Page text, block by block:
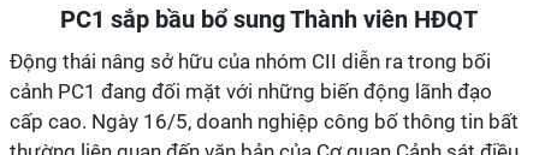
PC1 sắp bầu bổ sung Thành viên HĐQT
Động thái nâng sở hữu của nhóm CII diễn ra trong bối
cảnh PC1 đang đối mặt với những biến động lãnh đạo
cấp cao. Ngày 16/5, doanh nghiệp công bố thông tin bất